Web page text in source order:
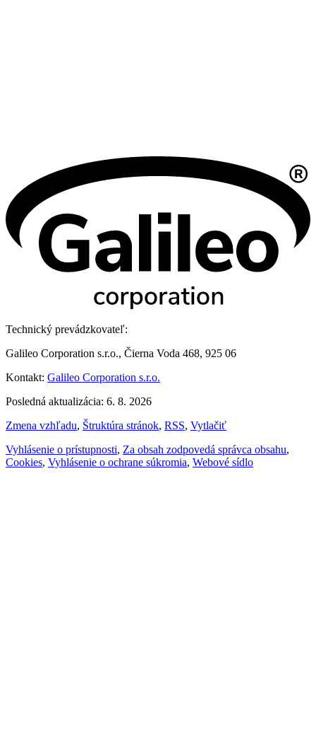
Technický prevádzkovateľ:
Galileo Corporation s.r.o., Čierna Voda 468, 925 06
Kontakt: Galileo Corporation s.r.o.
Posledná aktualizácia: 6. 8. 2026
Zmena vzhľadu, Štruktúra stránok, RSS, Vytlačiť
Vyhlásenie o prístupnosti, Za obsah zodpovedá správca obsahu,
Cookies, Vyhlásenie o ochrane súkromia, Webové sídlo